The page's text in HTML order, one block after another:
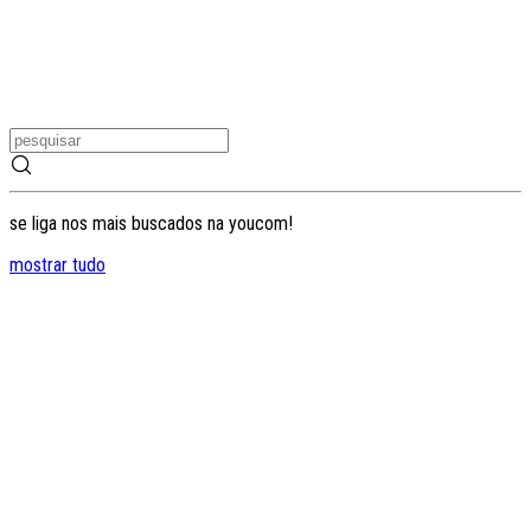
se liga nos mais buscados na youcom!
mostrar tudo